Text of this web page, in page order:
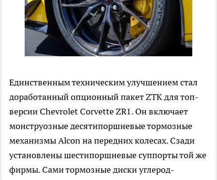
Единственным техническим улучшением стал
доработанный опционный пакет ZTK для топ-
версии Chevrolet Corvette ZR1. Он включает
монструозные десятипоршневые тормозные
механизмы Alcon на передних колесах. Сзади
установлены шестипоршневые суппорты той же
фирмы. Сами тормозные диски углерод-